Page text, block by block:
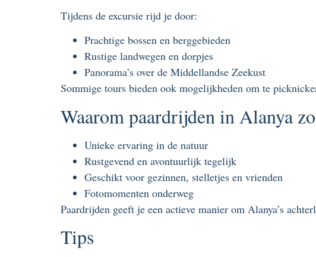
Tijdens de excursie rijd je door:
Prachtige bossen en berggebieden
Rustige landwegen en dorpjes
Panorama’s over de Middellandse Zeekust
Sommige tours bieden ook mogelijkheden om te
Waarom paardrijden in Alanya
Unieke ervaring in de natuur
Rustgevend en avontuurlijk tegelijk
Geschikt voor gezinnen, stelletjes en vrienden
Fotomomenten onderweg
Paardrijden geeft je een actieve manier om Alanya’s
Tips